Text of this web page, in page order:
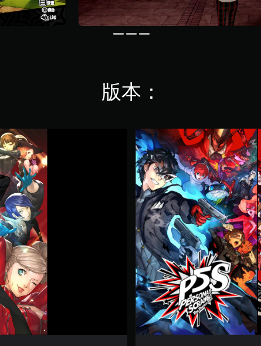
版本：
《
女
神
异
闻
录
５
》
系
列
游
戏
套
装
(
日
语
韩